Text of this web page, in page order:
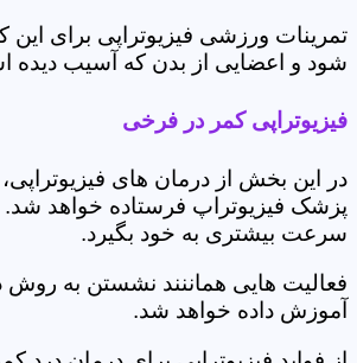
تمرینات ورزشی فیزیوتراپی برای
شود و اعضایی از بدن که آسیب دیده
فیزیوتراپی کمر در فرخی
در این بخش از درمان های
پزشک فیزیوتراپ فرستاده خواهد شد.
سرعت بیشتری به خود بگیرد.
فعالیت هایی هماننند نشستن به
آموزش داده خواهد شد.